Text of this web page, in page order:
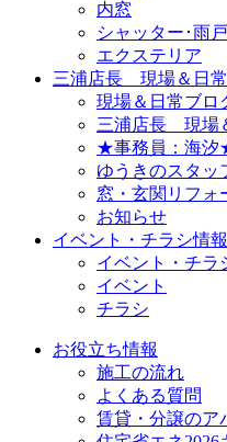
内窓
シャッター･雨戸
エクステリア
三浦店長 現場＆日
現場＆日常ブロ
三浦店長 現場
★事務員：海
ゆうきのスタッ
窓・玄関リフォ
お知らせ
イベント・チラシ情報
イベント・チラ
イベント
チラシ
お役立ち情報
施工の流れ
よくある質問
賃貸・分譲のア